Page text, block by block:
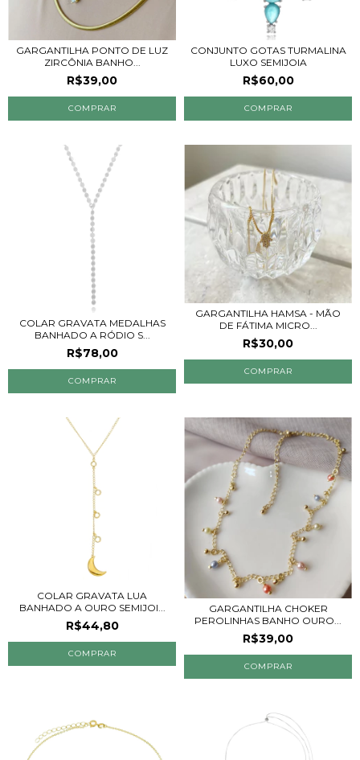
GARGANTILHA PONTO DE LUZ
ZIRCÔNIA BANHO...
R$39,00
CONJUNTO GOTAS TURMALINA
LUXO SEMIJOIA
R$60,00
COLAR GRAVATA MEDALHAS
BANHADO A RÓDIO S...
R$78,00
GARGANTILHA HAMSA - MÃO
DE FÁTIMA MICRO...
R$30,00
COLAR GRAVATA LUA
BANHADO A OURO SEMIJOI...
R$44,80
GARGANTILHA CHOKER
PEROLINHAS BANHO OURO...
R$39,00